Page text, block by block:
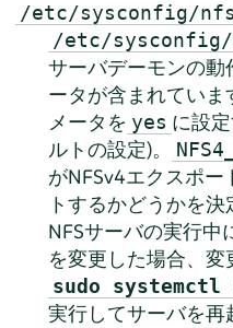
/etc/sysconfig/nfs
/etc/
サーバデーモンの動
ータが含まれていま
メータを yes に設
ルトの設定)。
がNFSv4エクスポ
トするかどうかを決
NFSサーバの実行中
を変更した場合、変
sudo
実行してサーバを再